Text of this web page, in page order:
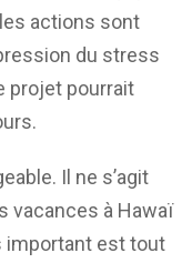
actions sont
du stress
projet pourrait
Il ne s’agit
vacances à Hawaï
important est tout